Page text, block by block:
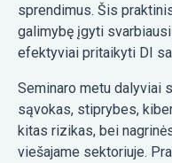
sprendimus. Šis
galimybę įgyti
efektyviai pritaikyti DI
Seminaro metu dalyviai
sąvokas, stiprybes,
kitas rizikas, bei
viešajame sektoriuje.